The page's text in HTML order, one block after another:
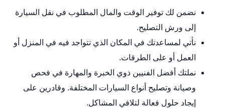
نضمن لك توفير الوقت والمال المطلوب في نقل السيارة
إلى ورش التصليح.
نأتي لمساعدتك في المكان الذي تتواجد فيه في المنزل أو
العمل أو على الطرقات.
نملتك أفضل الفنيين ذوي الخبرة والمهارة في فحص
وصيانة وتصليح أنواع السيارات المختلفة. وقادرين على
إيجاد حلول فعالة لتلافي المشاكل.